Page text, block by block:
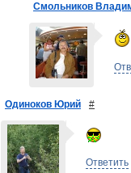
Смольников
Одиноков Юрий #
Ответить